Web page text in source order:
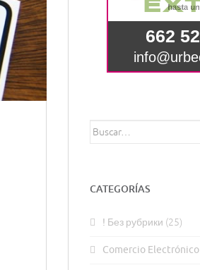
Buscar:
CATEGORÍAS
! Без рубрики (25)
Comercio Electrónico